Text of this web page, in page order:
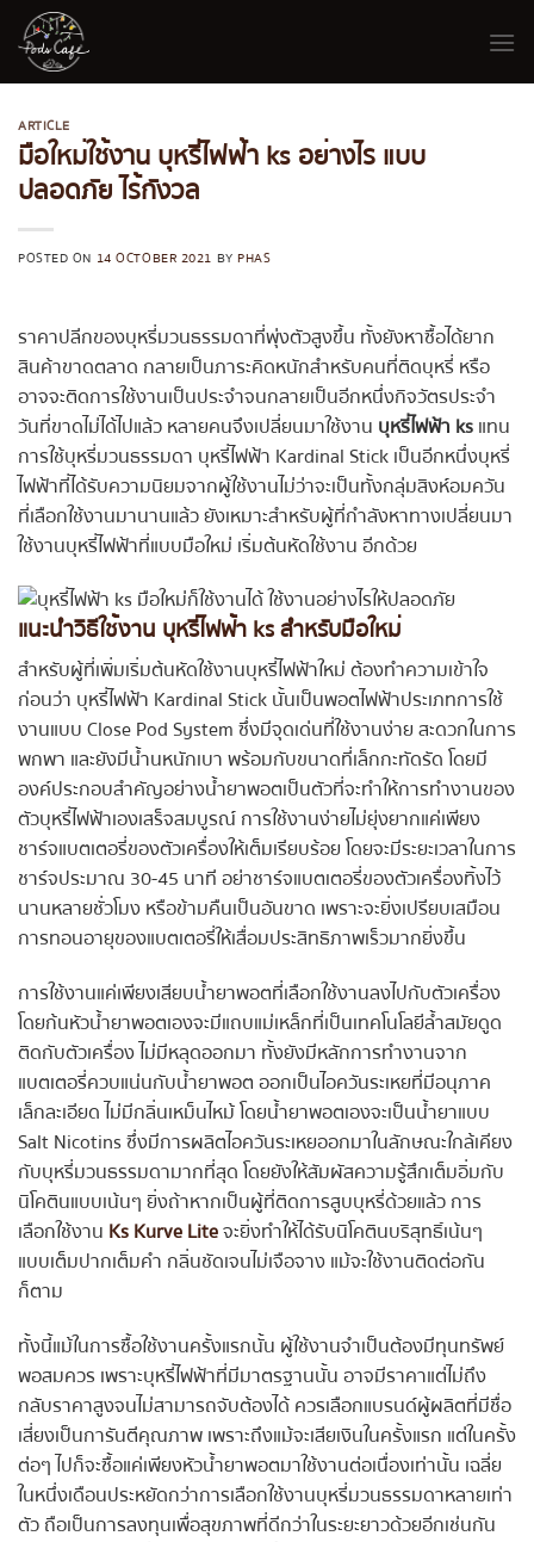
Skip
content
ARTICLE
มือใหม่ใช้งาน บุหรี่ไฟฟ้า ks อย่างไร แบบ
ปลอดภัย ไร้กังวล
POSTED ON 14 OCTOBER 2021 BYPHAS
ราคาปลีกของบุหรี่มวนธรรมดาที่พุ่งตัวสูงขึ้น ทั้งยังหาซื้อได้ยาก
สินค้าขาดตลาด กลายเป็นภาระคิดหนักสำหรับคนที่ติดบุหรี่ หรือ
อาจจะติดการใช้งานเป็นประจำจนกลายเป็นอีกหนึ่งกิจวัตรประจำ
วันที่ขาดไม่ได้ไปแล้ว หลายคนจึงเปลี่ยนมาใช้งาน บุหรี่ไฟฟ้า ksแทน
การใช้บุหรี่มวนธรรมดา บุหรี่ไฟฟ้า Kardinal Stick เป็นอีกหนึ่งบุหรี่
ไฟฟ้าที่ได้รับความนิยมจากผู้ใช้งานไม่ว่าจะเป็นทั้งกลุ่มสิงห์อมควัน
ที่เลือกใช้งานมานานแล้ว ยังเหมาะสำหรับผู้ที่กำลังหาทางเปลี่ยนมา
ใช้งานบุหรี่ไฟฟ้าที่แบบมือใหม่ เริ่มต้นหัดใช้งาน อีกด้วย
แนะนำวิธีใช้งาน บุหรี่ไฟฟ้า ks สำหรับมือใหม่
สำหรับผู้ที่เพิ่มเริ่มต้นหัดใช้งานบุหรี่ไฟฟ้าใหม่ ต้องทำความเข้าใจ
ก่อนว่า บุหรี่ไฟฟ้า Kardinal Stick นั้นเป็นพอตไฟฟ้าประเภทการใช้
งานแบบ Close Pod System ซึ่งมีจุดเด่นที่ใช้งานง่าย สะดวกในการ
พกพา และยังมีน้ำนหนักเบา พร้อมกับขนาดที่เล็กกะทัดรัด โดยมี
องค์ประกอบสำคัญอย่างน้ำยาพอตเป็นตัวที่จะทำให้การทำงานของ
ตัวบุหรี่ไฟฟ้าเองเสร็จสมบูรณ์ การใช้งานง่ายไม่ยุ่งยากแค่เพียง
ชาร์จแบตเตอรี่ของตัวเครื่องให้เต็มเรียบร้อย โดยจะมีระยะเวลาในการ
ชาร์จประมาณ 30-45 นาที อย่าชาร์จแบตเตอรี่ของตัวเครื่องทิ้งไว้
นานหลายชั่วโมง หรือข้ามคืนเป็นอันขาด เพราะจะยิ่งเปรียบเสมือน
การทอนอายุของแบตเตอรี่ให้เสื่อมประสิทธิภาพเร็วมากยิ่งขึ้น
การใช้งานแค่เพียงเสียบน้ำยาพอตที่เลือกใช้งานลงไปกับตัวเครื่อง
โดยก้นหัวน้ำยาพอตเองจะมีแถบแม่เหล็กที่เป็นเทคโนโลยีล้ำสมัยดูด
ติดกับตัวเครื่อง ไม่มีหลุดออกมา ทั้งยังมีหลักการทำงานจาก
แบตเตอรี่ควบแน่นกับน้ำยาพอต ออกเป็นไอควันระเหยที่มีอนุภาค
เล็กละเอียด ไม่มีกลิ่นเหม็นไหม้ โดยน้ำยาพอตเองจะเป็นน้ำยาแบบ
Salt Nicotins ซึ่งมีการผลิตไอควันระเหยออกมาในลักษณะใกล้เคียง
กับบุหรี่มวนธรรมดามากที่สุด โดยยังให้สัมผัสความรู้สึกเต็มอิ่มกับ
นิโคตินแบบเน้นๆ ยิ่งถ้าหากเป็นผู้ที่ติดการสูบบุหรี่ด้วยแล้ว การ
เลือกใช้งาน Ks Kurve Liteจะยิ่งทำให้ได้รับนิโคตินบริสุทธิ์เน้นๆ
แบบเต็มปากเต็มคำ กลิ่นชัดเจนไม่เจือจาง แม้จะใช้งานติดต่อกัน
ก็ตาม
ทั้งนี้แม้ในการซื้อใช้งานครั้งแรกนั้น ผู้ใช้งานจำเป็นต้องมีทุนทรัพย์
พอสมควร เพราะบุหรี่ไฟฟ้าที่มีมาตรฐานนั้น อาจมีราคาแต่ไม่ถึง
กลับราคาสูงจนไม่สามารถจับต้องได้ ควรเลือกแบรนด์ผู้ผลิตที่มีชื่อ
เสี่ยงเป็นการันตีคุณภาพ เพราะถึงแม้จะเสียเงินในครั้งแรก แต่ในครั้ง
ต่อๆ ไปก็จะซื้อแค่เพียงหัวน้ำยาพอตมาใช้งานต่อเนื่องเท่านั้น เฉลี่ย
ในหนึ่งเดือนประหยัดกว่าการเลือกใช้งานบุหรี่มวนธรรมดาหลายเท่า
ตัว ถือเป็นการลงทุนเพื่อสุขภาพที่ดีกว่าในระยะยาวด้วยอีกเช่นกัน